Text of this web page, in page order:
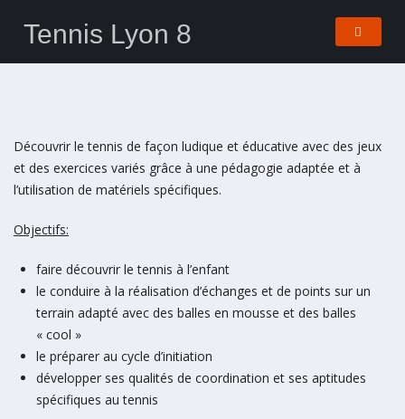
Tennis Lyon 8
Découvrir le tennis de façon ludique et éducative avec des jeux
et des exercices variés grâce à une pédagogie adaptée et à
l’utilisation de matériels spécifiques.
Objectifs:
faire découvrir le tennis à l’enfant
le conduire à la réalisation d’échanges et de points sur un
terrain adapté avec des balles en mousse et des balles
« cool »
le préparer au cycle d’initiation
développer ses qualités de coordination et ses aptitudes
spécifiques au tennis